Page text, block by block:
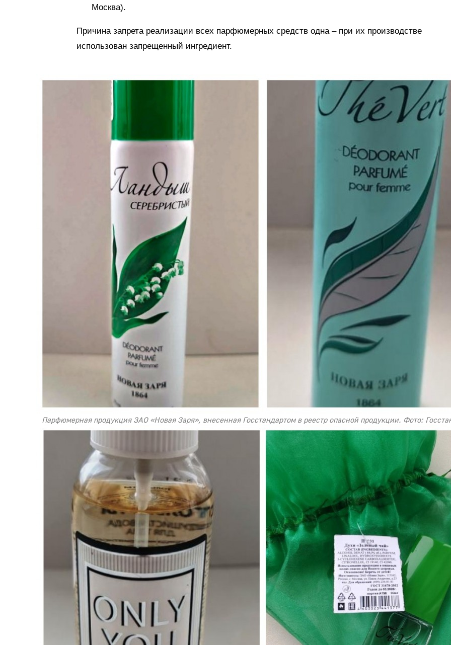
Москва).
Причина запрета реализации всех парфюмерных средств одна – при их производстве
использован запрещенный ингредиент.
Парфюмерная продукция ЗАО «Новая Заря», внесенная Госстандартом в реестр опасной продукции. Фото: